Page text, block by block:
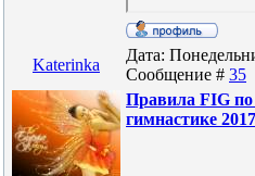
Katerinka
Дата:
Сообщение # 35
Правила FIG по
гимнастике